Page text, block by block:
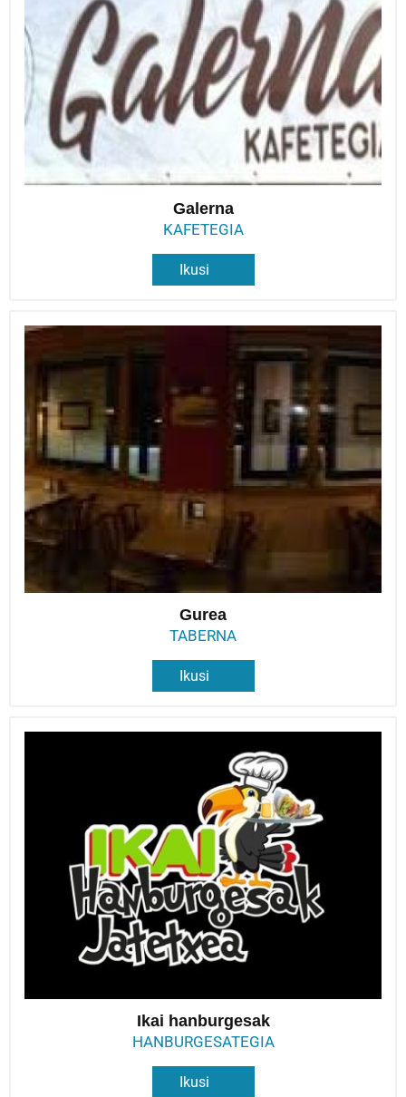
Galerna
KAFETEGIA
Ikusi
Gurea
TABERNA
Ikusi
Ikai hanburgesak
HANBURGESATEGIA
Ikusi